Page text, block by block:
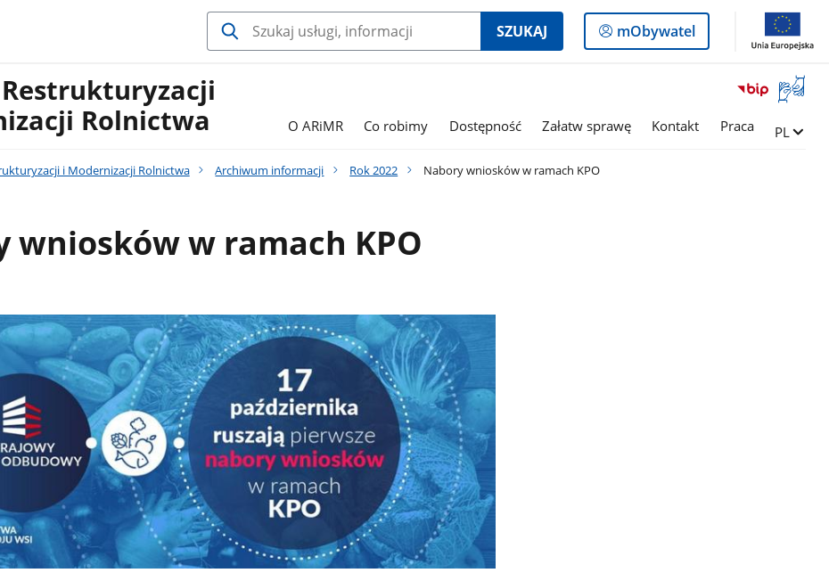
SZUKAJ
Logowanie
do
mObywatel
Otwórz
okno
Rolnictwa
O ARiMR Co robimy Dostępność Załatw sprawę Kontakt Praca Zmień
PL
i Modernizacji Rolnictwa Archiwum informacji Rok 2022 Nabory wniosków w ramach KPO
wniosków w ramach KPO